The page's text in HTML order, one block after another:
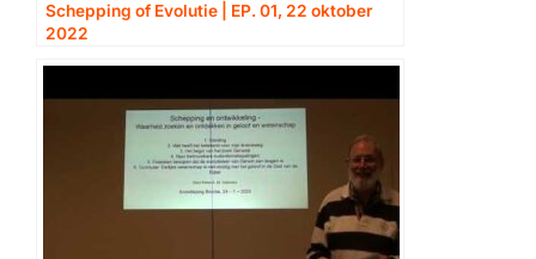
Schepping of Evolutie | EP. 01, 22 oktober
2022